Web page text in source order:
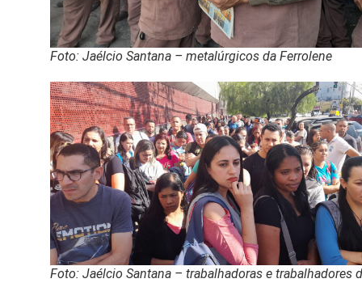
Foto: Jaélcio Santana – metalúrgicos da Ferrolene
Foto: Jaélcio Santana – trabalhadoras e trabalhadores